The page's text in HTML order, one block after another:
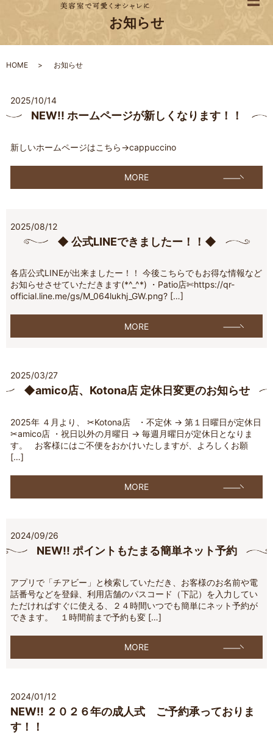
メ
お知らせ
HOME お知らせ
2025/10/14
NEW!! ホームページが新しくなります！！
新しいホームページはこちら→cappuccino
MORE
2025/08/12
◆ 公式LINEできましたー！！◆
各店公式LINEが出来ましたー！！ 今後こちらでもお得な情報など
お知らせさせていただきます(*^_^*) ・Patio店✄https://qr-
official.line.me/gs/M_064lukhj_GW.png? […]
MORE
2025/03/27
◆amico店、Kotona店 定休日変更のお知らせ
2025年 ４月より、 ✂︎Kotona店 ・不定休 → 第１日曜日が定休日
✂︎amico店 ・祝日以外の月曜日 → 毎週月曜日が定休日となりま
す。 お客様にはご不便をおかけいたしますが、よろしくお願
[…]
MORE
2024/09/26
NEW!! ポイントもたまる簡単ネット予約
アプリで「チアビー」と検索していただき、お客様のお名前や電
話番号などを登録、利用店舗のパスコード（下記）を入力してい
ただければすぐに使える、２４時間いつでも簡単にネット予約が
できます。 １時間前まで予約も変 […]
MORE
2024/01/12
NEW!! ２０２６年の成人式 ご予約承っておりま
す！！